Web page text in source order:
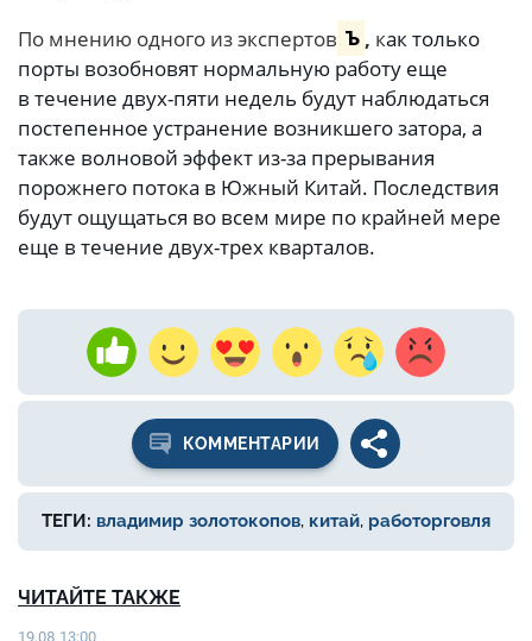
По мнению одного из экспертов Ъ , как только
порты возобновят нормальную работу еще
в течение двух-пяти недель будут наблюдаться
постепенное устранение возникшего затора, а
также волновой эффект из-за прерывания
порожнего потока в Южный Китай. Последствия
будут ощущаться во всем мире по крайней мере
еще в течение двух-трех кварталов.
КОММЕНТАРИИ
ТЕГИ: владимир золотокопов, китай, работорговля
ЧИТАЙТЕ ТАКЖЕ
19.08 13:00